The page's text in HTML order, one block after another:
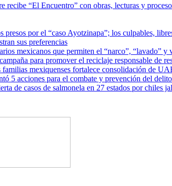
recibe “El Encuentro” con obras, lecturas y
presos por el “caso Ayotzinapa”; los culpables,
sus preferencias
mexicanos que permiten el “narco”, “lavado”
para promover el reciclaje responsable de
familias mexiquenses fortalece consolidación de
5 acciones para el combate y prevención del
de casos de salmonela en 27 estados por chiles